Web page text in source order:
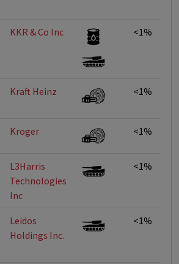
KKR & Co Inc <1%
Kraft Heinz <1%
Kroger <1%
L3Harris
Technologies
Inc
<1%
Leidos
Holdings Inc.
<1%